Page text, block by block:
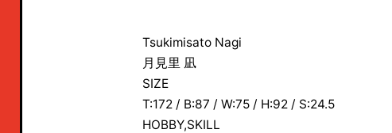
Tsukimisato Nagi
月見里 凪
SIZE
T:172 / B:87 / W:75 / H:92 / S:24.5
HOBBY,SKILL